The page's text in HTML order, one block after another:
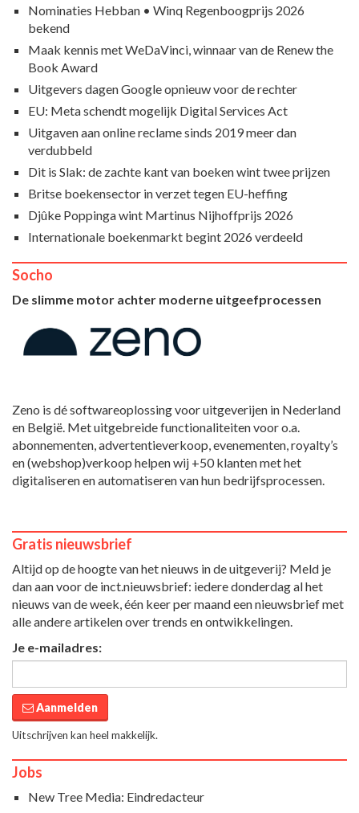
Nominaties Hebban • Winq Regenboogprijs 2026
bekend
Maak kennis met WeDaVinci, winnaar van de Renew the
Book Award
Uitgevers dagen Google opnieuw voor de rechter
EU: Meta schendt mogelijk Digital Services Act
Uitgaven aan online reclame sinds 2019 meer dan
verdubbeld
Dit is Slak: de zachte kant van boeken wint twee prijzen
Britse boekensector in verzet tegen EU-heffing
Djûke Poppinga wint Martinus Nijhoffprijs 2026
Internationale boekenmarkt begint 2026 verdeeld
Socho
De slimme motor achter moderne uitgeefprocessen
Zeno is dé softwareoplossing voor uitgeverijen in Nederland
en België. Met uitgebreide functionaliteiten voor o.a.
abonnementen, advertentieverkoop, evenementen, royalty’s
en (webshop)verkoop helpen wij +50 klanten met het
digitaliseren en automatiseren van hun bedrijfsprocessen.
Gratis nieuwsbrief
Altijd op de hoogte van het nieuws in de uitgeverij? Meld je
dan aan voor de inct.nieuwsbrief: iedere donderdag al het
nieuws van de week, één keer per maand een nieuwsbrief met
alle andere artikelen over trends en ontwikkelingen.
Je e-mailadres:
Aanmelden
Uitschrijven kan heel makkelijk.
Jobs
New Tree Media: Eindredacteur